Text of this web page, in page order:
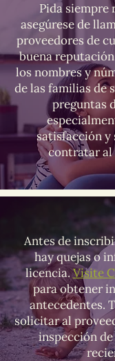
Pida siempre
asegúrese de
proveedores de
buena
los nombres y
de las familias de
preguntas
satisfacción y
contratar al
Antes de
hay quejas o
licencia.Visite
para obtener
antecedentes.
solicitar al
inspección